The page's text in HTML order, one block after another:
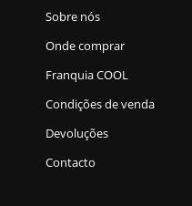
Sobre nós
Onde comprar
Franquia COOL
Condições de venda
Devoluções
Contacto